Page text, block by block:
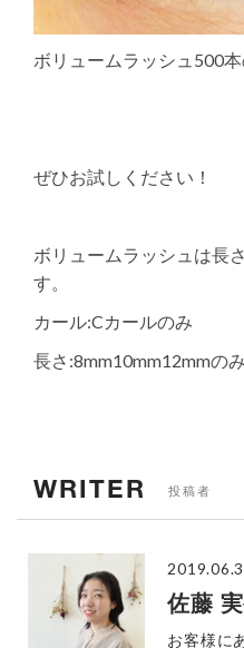
ボリュームラッシュ500
ぜひお試しください！
ボリュームラッシュは長
す。
カール:Cカールのみ
長さ:8mm10mm12mmのみ
WRITER 投稿者
佐藤
お客様に